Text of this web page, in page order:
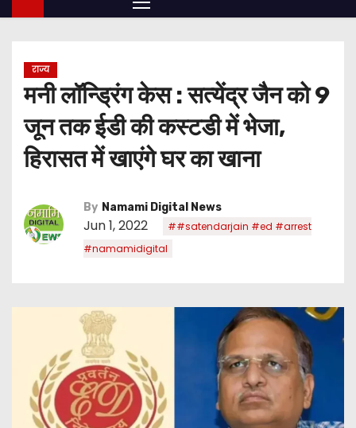
राज्य
मनी लॉन्ड्रिंग केस : सत्येंद्र जैन को 9
जून तक ईडी की कस्टडी में भेजा,
हिरासत में खाएंगे घर का खाना
By Namami Digital News
Jun 1, 2022
##satendarjain #ed #arrest
#namamidigital